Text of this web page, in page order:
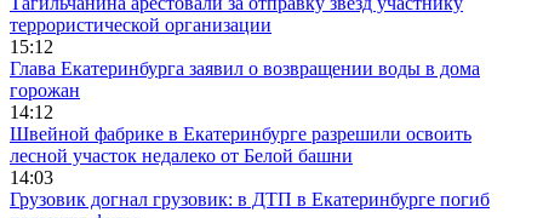
террористической организации
15:12
Глава Екатеринбурга заявил о возвращении воды в дома
горожан
14:12
Швейной фабрике в Екатеринбурге разрешили освоить
лесной участок недалеко от Белой башни
14:03
Грузовик догнал грузовик: в ДТП в Екатеринбурге погиб